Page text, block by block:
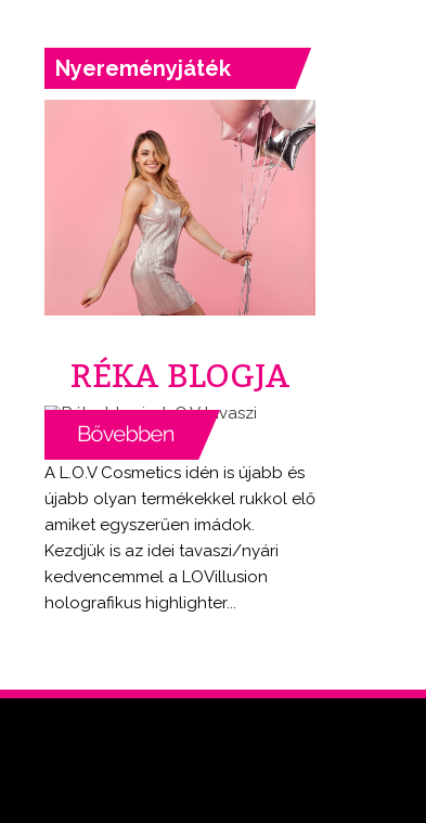
Nyereményjáték
RÉKA BLOGJA
A L.O.V Cosmetics idén is újabb és
újabb olyan termékekkel rukkol elő
amiket egyszerűen imádok.
Kezdjük is az idei tavaszi/nyári
kedvencemmel a LOVillusion
holografikus highlighter...